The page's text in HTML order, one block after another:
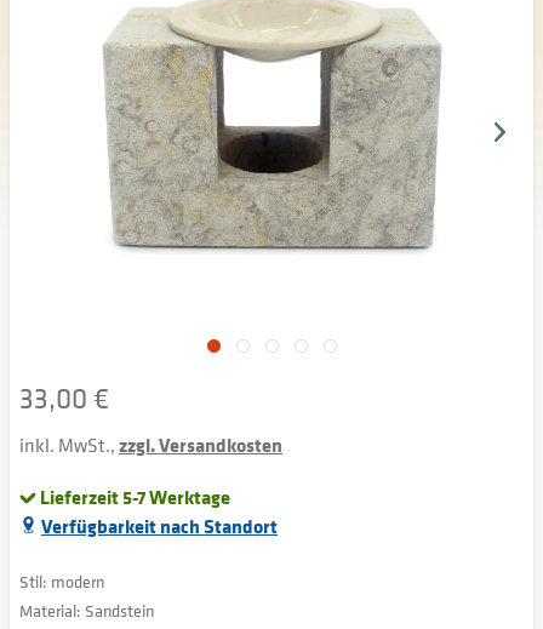
33,00 €
inkl. MwSt.,zzgl. Versandkosten
Lieferzeit 5-7 Werktage
Verfügbarkeit nach Standort
Stil: modern
Material: Sandstein